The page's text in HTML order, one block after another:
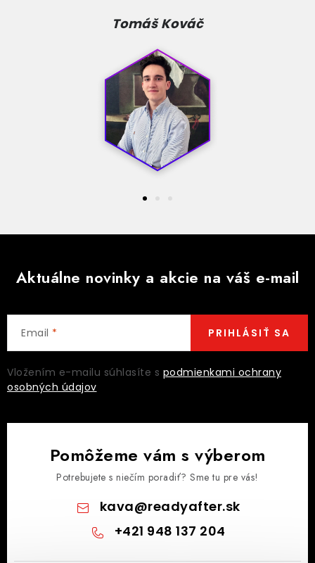
Tomáš Kováč
Aktuálne novinky a akcie na váš e-mail
Email
Vložením e-mailu súhlasíte s podmienkami ochrany
osobných údajov
PRIHLÁSIŤ SA
Pomôžeme vám s výberom
Potrebujete s niečím poradiť? Sme tu pre vás!
kava@readyafter.sk
+421 948 137 204